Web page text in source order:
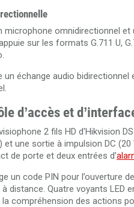
microphone omnidirectionnel
sur les formats G.711 U,
échange audio bidirectionnel
d’accès et
2 fils HD d'Hikvision
et une sortie à impulsion DC
de porte et deux entrées d’
un code PIN pour l’ouverture
à distance. Quatre voyants
compréhension des actions